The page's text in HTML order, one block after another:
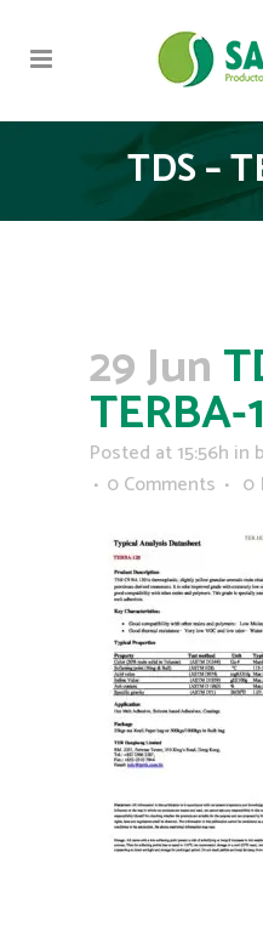
TDS –
29 Jun
TERBA-
Posted at 15:56h in
0 Comments
0